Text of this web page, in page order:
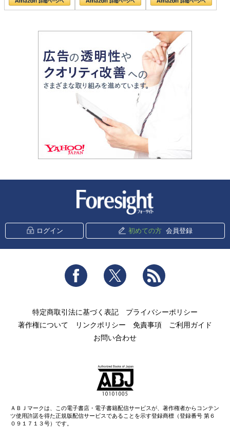
ログイン 初めての方 会員登録
Facebook Twitter
特定商取引法に基づく表記
プライバシーポリシー
著作権について
リンクポリシー 免責事項
ご利用ガイド
お問い合わせ
ＡＢＪマークは、この電子書店・電子書籍配信サービスが、著作権者からコンテン
ツ使用許諾を得た正規版配信サービスであることを示す登録商標（登録番号 第６
０９１７１３号）です。